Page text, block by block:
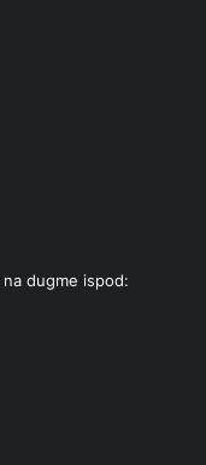
dugme ispod: